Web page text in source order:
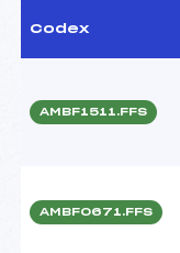
Codex
AMBF1511.FFS
AMBF0671.FFS